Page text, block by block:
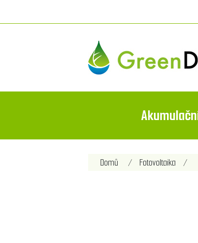
Domů / Fotovoltaika /
Název atributu